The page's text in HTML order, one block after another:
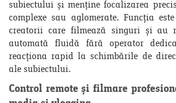
subiectului și menține focalizarea
complexe sau aglomerate. Funcția
creatorii care filmează singuri și au
automată fluidă fără operator
reacționa rapid la schimbările de
ale subiectului.
Control remote și filmare